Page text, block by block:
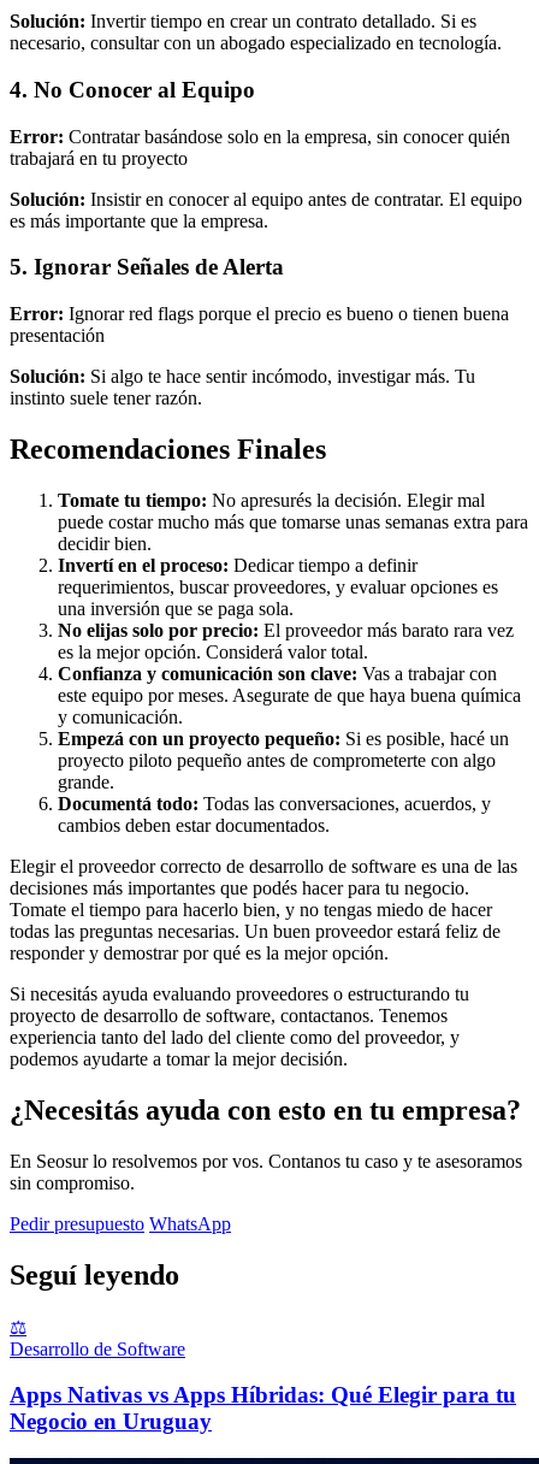
Solución: Invertir tiempo en crear un contrato detallado. Si es
necesario, consultar con un abogado especializado en tecnología.
4. No Conocer al Equipo
Error: Contratar basándose solo en la empresa, sin conocer quién
trabajará en tu proyecto
Solución: Insistir en conocer al equipo antes de contratar. El equipo
es más importante que la empresa.
5. Ignorar Señales de Alerta
Error: Ignorar red flags porque el precio es bueno o tienen buena
presentación
Solución: Si algo te hace sentir incómodo, investigar más. Tu
instinto suele tener razón.
Recomendaciones Finales
Tomate tu tiempo: No apresurés la decisión. Elegir mal
puede costar mucho más que tomarse unas semanas extra para
decidir bien.
Invertí en el proceso: Dedicar tiempo a definir
requerimientos, buscar proveedores, y evaluar opciones es
una inversión que se paga sola.
No elijas solo por precio: El proveedor más barato rara vez
es la mejor opción. Considerá valor total.
Confianza y comunicación son clave: Vas a trabajar con
este equipo por meses. Asegurate de que haya buena química
y comunicación.
Empezá con un proyecto pequeño: Si es posible, hacé un
proyecto piloto pequeño antes de comprometerte con algo
grande.
Documentá todo: Todas las conversaciones, acuerdos, y
cambios deben estar documentados.
Elegir el proveedor correcto de desarrollo de software es una de las
decisiones más importantes que podés hacer para tu negocio.
Tomate el tiempo para hacerlo bien, y no tengas miedo de hacer
todas las preguntas necesarias. Un buen proveedor estará feliz de
responder y demostrar por qué es la mejor opción.
Si necesitás ayuda evaluando proveedores o estructurando tu
proyecto de desarrollo de software, contactanos. Tenemos
experiencia tanto del lado del cliente como del proveedor, y
podemos ayudarte a tomar la mejor decisión.
¿Necesitás ayuda con esto en tu empresa?
En Seosur lo resolvemos por vos. Contanos tu caso y te asesoramos
sin compromiso.
Pedir presupuesto WhatsApp
Seguí leyendo
⚖️
Desarrollo de Software
Apps Nativas vs Apps Híbridas: Qué Elegir para tu
Negocio en Uruguay